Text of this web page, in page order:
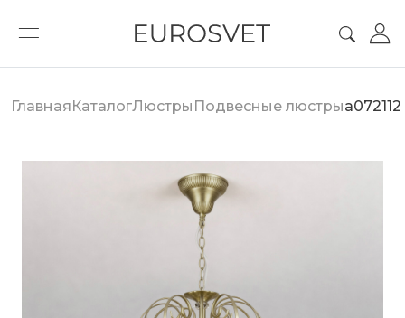
ГлавнаяКаталогЛюстры Подвесные люстрыa072112